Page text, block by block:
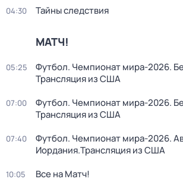
04:30 Тайны следствия
МАТЧ!
05:25
Футбол. Чемпионат мира-2026.
Трансляция из США
07:00
Футбол. Чемпионат мира-2026.
Трансляция из США
07:40
Футбол. Чемпионат мира-2026.
Иордания.Трансляция из США
10:05 Все на Матч!